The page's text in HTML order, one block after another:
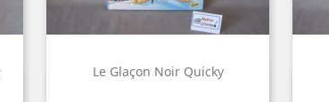
Le Glaçon Noir Quicky